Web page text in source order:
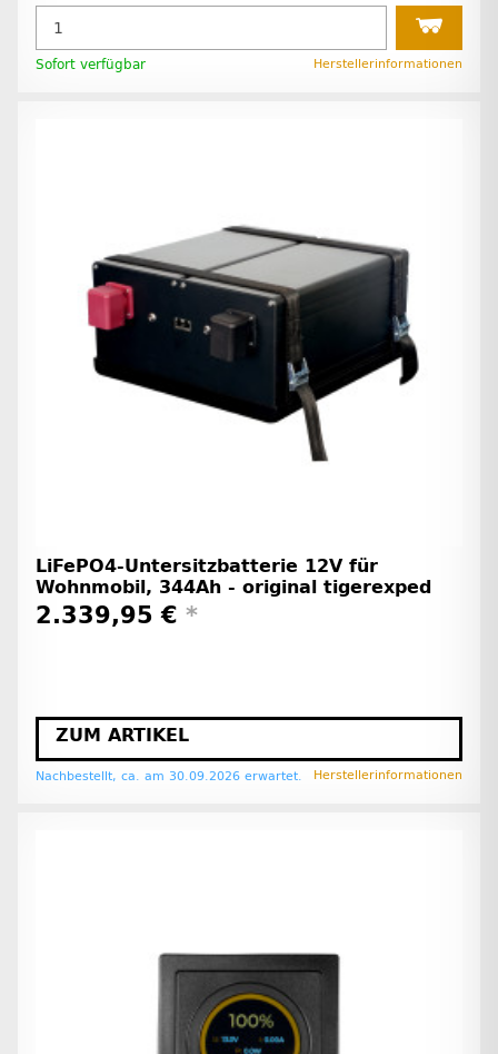
Sofort verfügbar Herstellerinformationen
LiFePO4-Untersitzbatterie 12V für
Wohnmobil, 344Ah - original tigerexped
2.339,95 € *
ZUM ARTIKEL
Nachbestellt, ca. am 30.09.2026 erwartet. Herstellerinformationen